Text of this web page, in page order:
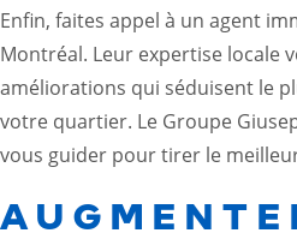
Enfin, faites appel à un agent
Montréal. Leur expertise locale
améliorations qui séduisent le
votre quartier. Le Groupe
vous guider pour tirer le